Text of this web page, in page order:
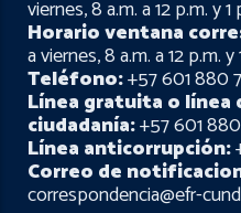
viernes, 8 a.m. a 12 p.m. y
Horario ventana
a viernes, 8 a.m. a 12 p.m. y
Teléfono:+57 601 880
Línea gratuita o línea
ciudadanía:+57 601
Línea anticorrupción:
Correo de
correspondencia@efr-